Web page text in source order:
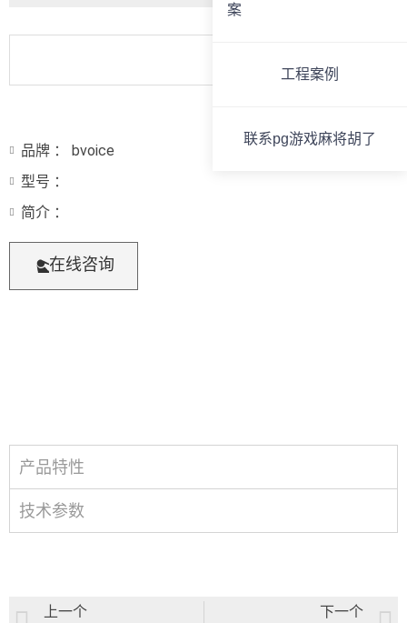
案
工程案例
联系pg游戏麻将胡了
品牌 ： bvoice
型号 ：
简介 ：
在线咨询
产品特性
技术参数
上一个
下一个